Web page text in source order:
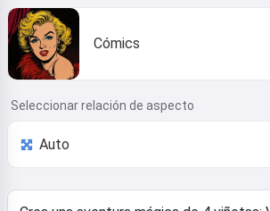
Cómics
Seleccionar relación de aspecto